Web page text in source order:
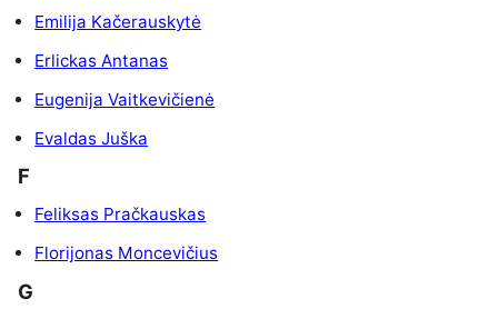
Emilija Kačerauskytė
Erlickas Antanas
Eugenija Vaitkevičienė
Evaldas Juška
F
Feliksas Pračkauskas
Florijonas Moncevičius
G